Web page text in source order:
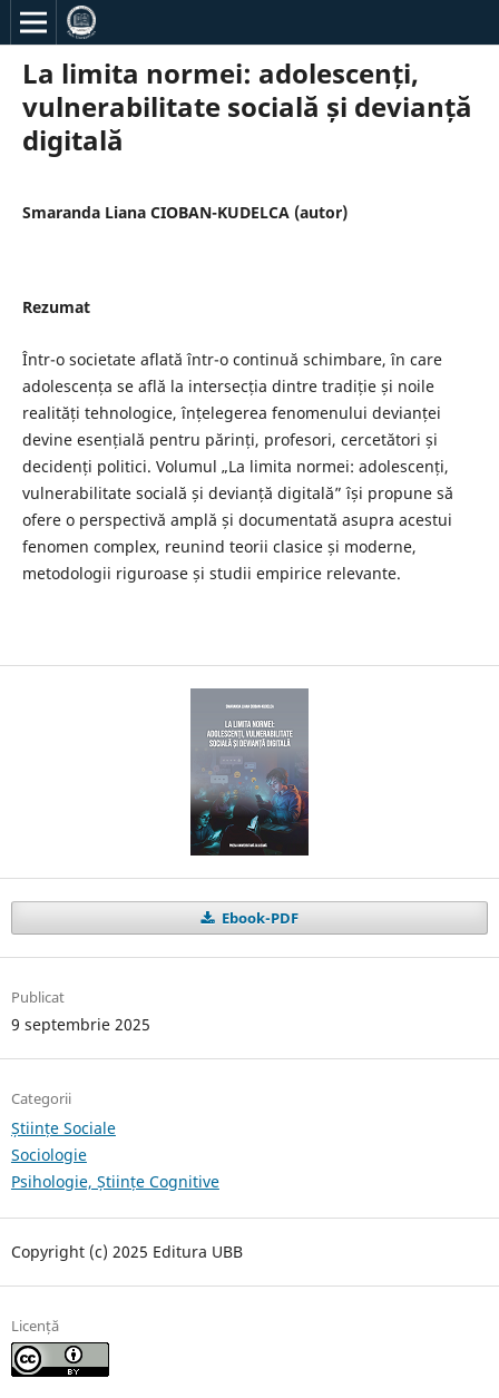
La limita normei: adolescenți,
vulnerabilitate socială și devianță
digitală
Smaranda Liana CIOBAN-KUDELCA (autor)
Rezumat
Într-o societate aflată într-o continuă schimbare, în care
adolescența se află la intersecția dintre tradiție și noile
realități tehnologice, înțelegerea fenomenului devianței
devine esențială pentru părinți, profesori, cercetători și
decidenți politici. Volumul „La limita normei: adolescenți,
vulnerabilitate socială și devianță digitală” își propune să
ofere o perspectivă amplă și documentată asupra acestui
fenomen complex, reunind teorii clasice și moderne,
metodologii riguroase și studii empirice relevante.
Ebook-PDF
Publicat
9 septembrie 2025
Categorii
Științe Sociale
Sociologie
Psihologie, Științe Cognitive
Copyright (c) 2025 Editura UBB
Licență